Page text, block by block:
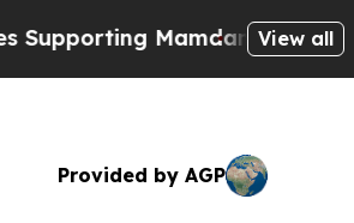
Defusing Misinformation
View all
Provided by AGP